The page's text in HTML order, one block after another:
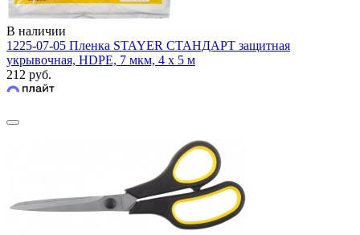
В наличии
1225-07-05 Пленка STAYER СТАНДАРТ защитная
укрывочная, HDPE, 7 мкм, 4 х 5 м
212 руб.